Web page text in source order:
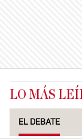
LO MÁS
EL DEBATE